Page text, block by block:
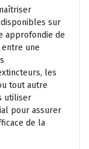
sur
approfondie de
une
les
tout autre
utiliser
pour assurer
de la